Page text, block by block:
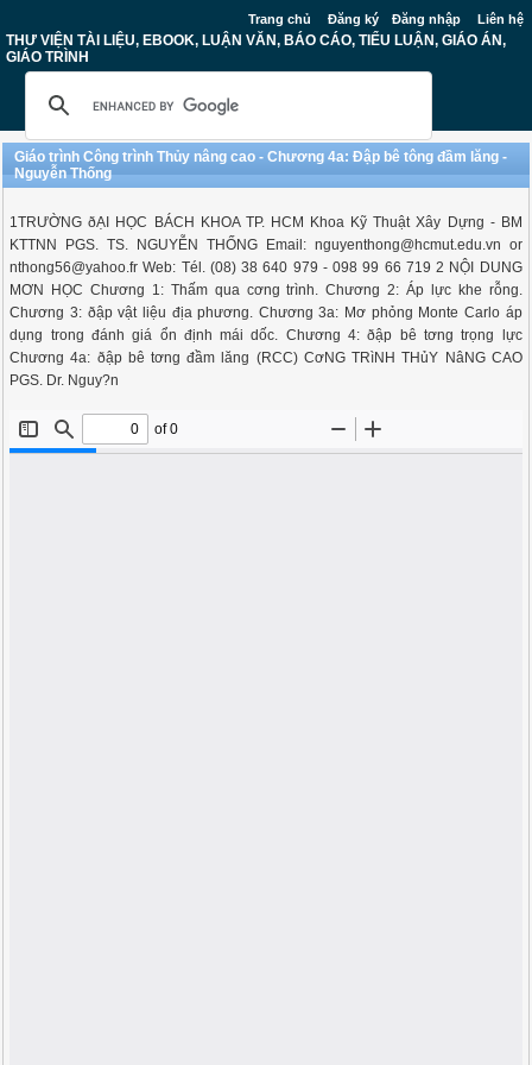
Trang chủ Đăng ký Đăng nhập Liên hệ
THƯ VIỆN TÀI LIỆU, EBOOK, LUẬN VĂN, BÁO CÁO, TIỂU LUẬN, GIÁO ÁN,
GIÁO TRÌNH
Giáo trình Công trình Thủy nâng cao - Chương 4a: Đập bê tông đầm lăng -
Nguyễn Thống
1TRƯỜNG ðẠI HỌC BÁCH KHOA TP. HCM Khoa Kỹ Thuật Xây Dựng - BM
KTTNN PGS. TS. NGUYỄN THỐNG Email: nguyenthong@hcmut.edu.vn or
nthong56@yahoo.fr Web: Tél. (08) 38 640 979 - 098 99 66 719 2 NỘI DUNG
MƠN HỌC Chương 1: Thấm qua cơng trình. Chương 2: Áp lực khe rỗng.
Chương 3: ðập vật liệu địa phương. Chương 3a: Mơ phỏng Monte Carlo áp
dụng trong đánh giá ổn định mái dốc. Chương 4: ðập bê tơng trọng lực
Chương 4a: ðập bê tơng đầm lăng (RCC) CơNG TRìNH THủY NâNG CAO
PGS. Dr. Nguy?n